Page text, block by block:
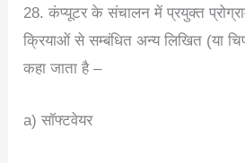
28. कंप्यूटर के संचालन में प्रयुक्त
क्रियाओं से सम्बंधित अन्य लिखित (या
कहा जाता है –
a) सॉफ्टवेयर